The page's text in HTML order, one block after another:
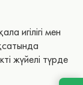
игілігі мен
жүйелі түрде